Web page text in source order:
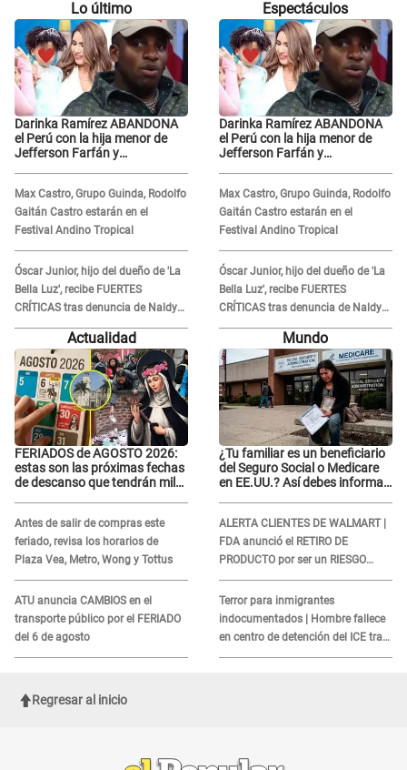
Lo último
Darinka Ramírez ABANDONA
el Perú con la hija menor de
Jefferson Farfán y
Max Castro, Grupo Guinda, Rodolfo
Gaitán Castro estarán en el
Festival Andino Tropical
Óscar Junior, hijo del dueño de 'La
Bella Luz', recibe FUERTES
CRÍTICAS tras denuncia de Naldy
Saldaña contra su tío: "Cómplice"
Espectáculos
Darinka Ramírez ABANDONA
el Perú con la hija menor de
Jefferson Farfán y
Max Castro, Grupo Guinda, Rodolfo
Gaitán Castro estarán en el
Festival Andino Tropical
Óscar Junior, hijo del dueño de 'La
Bella Luz', recibe FUERTES
CRÍTICAS tras denuncia de Naldy
Saldaña contra su tío: "Cómplice"
Actualidad
FERIADOS de AGOSTO 2026:
estas son las próximas fechas
de descanso que tendrán miles
Antes de salir de compras este
feriado, revisa los horarios de
Plaza Vea, Metro, Wong y Tottus
ATU anuncia CAMBIOS en el
transporte público por el FERIADO
del 6 de agosto
Mundo
¿Tu familiar es un beneficiario
del Seguro Social o Medicare
en EE.UU.? Así debes informar
ALERTA CLIENTES DE WALMART |
FDA anunció el RETIRO DE
PRODUCTO por ser un RIESGO
MORTAL para consumidores: ¿Cuál
es?
Terror para inmigrantes
indocumentados | Hombre fallece
en centro de detención del ICE tras
sufrir una "emergencia médica"
Regresar al inicio